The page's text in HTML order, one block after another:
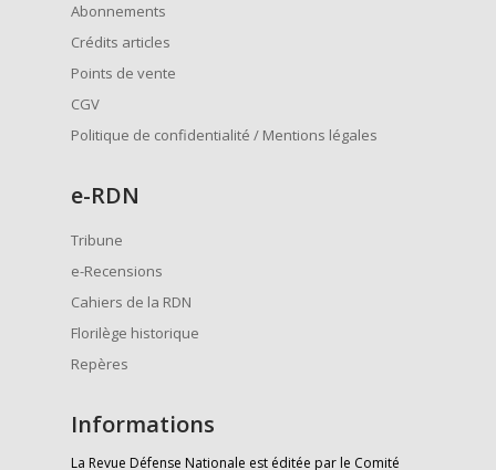
Abonnements
Crédits articles
Points de vente
CGV
Politique de confidentialité / Mentions légales
e-RDN
Tribune
e-Recensions
Cahiers de la RDN
Florilège historique
Repères
Informations
La Revue Défense Nationale est éditée par le Comité